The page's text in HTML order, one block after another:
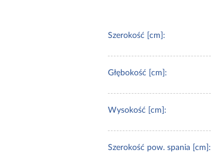
Szerokość [cm]:
Głębokość [cm]:
Wysokość [cm]:
Szerokość pow. spania [cm]: